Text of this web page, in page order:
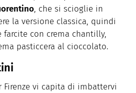
, che si scioglie in
la versione classica, quindi
con crema chantilly,
pasticcera al cioccolato.
Firenze vi capita di imbattervi